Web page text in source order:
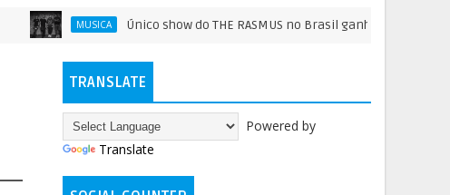
MUSICA Único show do THE RASMUS no Brasil ganha condição exclusiva
TRANSLATE
Powered by
Translate